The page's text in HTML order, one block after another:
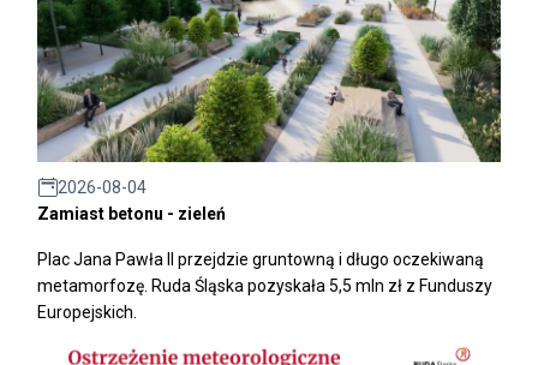
2026-08-04
Zamiast betonu - zieleń
Plac Jana Pawła II przejdzie gruntowną i długo oczekiwaną
metamorfozę. Ruda Śląska pozyskała 5,5 mln zł z Funduszy
Europejskich.